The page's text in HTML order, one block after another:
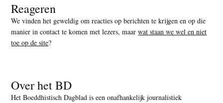
Reageren
We vinden het geweldig om reacties op berichten te krijgen en op die
manier in contact te komen met lezers, maarwat staan we wel en niet
toe op de site?
Over het BD
Het Boeddhistisch Dagblad is een onafhankelijk journalistiek